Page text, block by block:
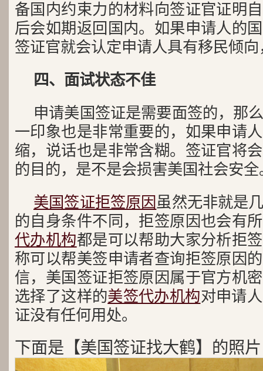
备国内约束力的材料向签证官证明
后会如期返回国内。如果申请人的
签证官就会认定申请人具有移民倾
四、面试状态不佳
申请美国签证是需要面签的，那
一印象也是非常重要的，如果申请
缩，说话也是非常含糊。签证官将
的目的，是不是会损害美国社会安全
美国签证拒签原因虽然无非就是
的自身条件不同，拒签原因也会有
代办机构都是可以帮助大家分析拒
称可以帮美签申请者查询拒签原因
信，美国签证拒签原因属于官方机
选择了这样的美签代办机构对申请
证没有任何用处。
下面是【美国签证找大鹤】的照片